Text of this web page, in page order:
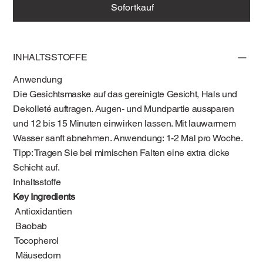
Sofortkauf
INHALTSSTOFFE
Anwendung
Die Gesichtsmaske auf das gereinigte Gesicht, Hals und
Dekolleté auftragen. Augen- und Mundpartie aussparen
und 12 bis 15 Minuten einwirken lassen. Mit lauwarmem
Wasser sanft abnehmen. Anwendung: 1-2 Mal pro Woche.
Tipp: Tragen Sie bei mimischen Falten eine extra dicke
Schicht auf.
Inhaltsstoffe
Key Ingredients
Antioxidantien
Baobab
Tocopherol
Mäusedorn